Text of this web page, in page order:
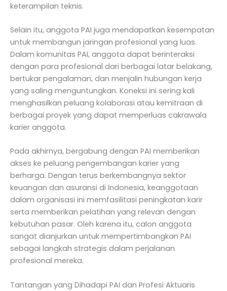
keterampilan teknis.
Selain itu, anggota PAI juga mendapatkan kesempatan
untuk membangun jaringan profesional yang luas.
Dalam komunitas PAI, anggota dapat berinteraksi
dengan para profesional dari berbagai latar belakang,
bertukar pengalaman, dan menjalin hubungan kerja
yang saling menguntungkan. Koneksi ini sering kali
menghasilkan peluang kolaborasi atau kemitraan di
berbagai proyek yang dapat memperluas cakrawala
karier anggota.
Pada akhirnya, bergabung dengan PAI memberikan
akses ke peluang pengembangan karier yang
berharga. Dengan terus berkembangnya sektor
keuangan dan asuransi di Indonesia, keanggotaan
dalam organisasi ini memfasilitasi peningkatan karir
serta memberikan pelatihan yang relevan dengan
kebutuhan pasar. Oleh karena itu, calon anggota
sangat dianjurkan untuk mempertimbangkan PAI
sebagai langkah strategis dalam perjalanan
profesional mereka.
Tantangan yang Dihadapi PAI dan Profesi Aktuaris